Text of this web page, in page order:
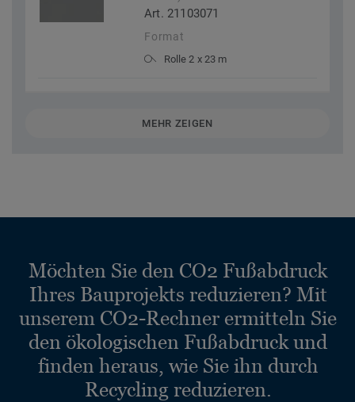
Art. 21103071
Format
Rolle 2 x 23 m
MEHR ZEIGEN
Möchten Sie den CO2 Fußabdruck
Ihres Bauprojekts reduzieren? Mit
unserem CO2-Rechner ermitteln Sie
den ökologischen Fußabdruck und
finden heraus, wie Sie ihn durch
Recycling reduzieren.